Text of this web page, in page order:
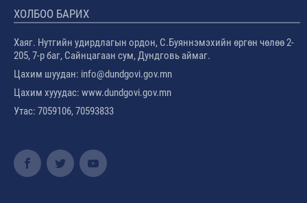
ХОЛБОО БАРИХ
Хаяг. Нутгийн удирдлагын ордон, С.Буяннэмэхийн өргөн чөлөө 2-
205, 7-р баг, Сайнцагаан сум, Дундговь аймаг.
Цахим шуудан: info@dundgovi.gov.mn
Цахим хууудас: www.dundgovi.gov.mn
Утас: 7059106, 70593833